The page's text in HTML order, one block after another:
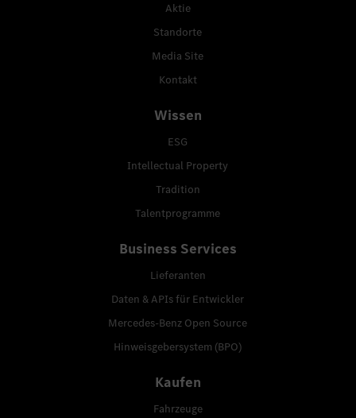
Aktie
Standorte
Media Site
Kontakt
Wissen
ESG
Intellectual Property
Tradition
Talentprogramme
Business Services
Lieferanten
Daten & APIs für Entwickler
Mercedes-Benz Open Source
Hinweisgebersystem (BPO)
Kaufen
Fahrzeuge